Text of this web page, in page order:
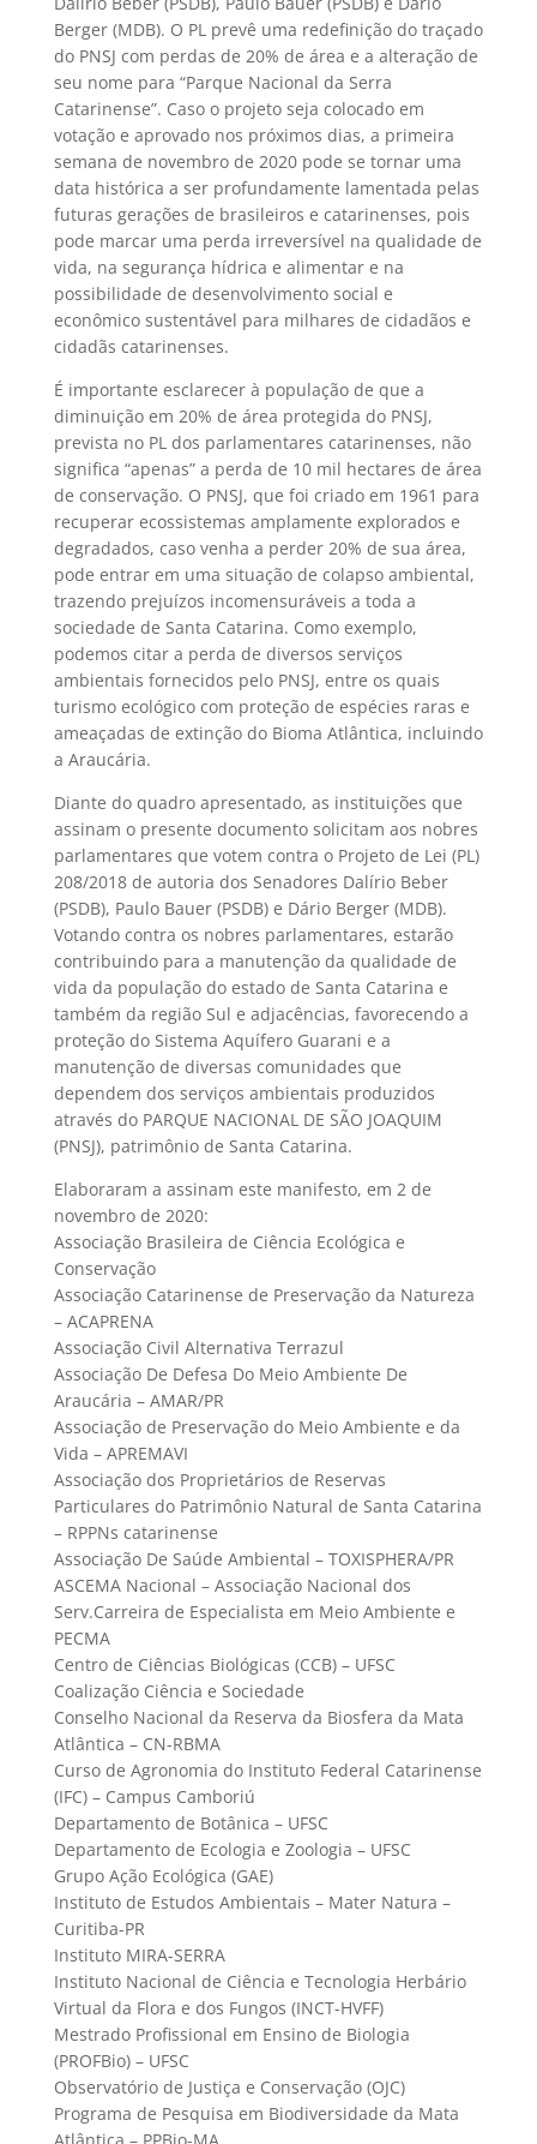
Berger (MDB). O PL prevê uma redefinição do traçado
do PNSJ com perdas de 20% de área e a alteração de
seu nome para “Parque Nacional da Serra
Catarinense”. Caso o projeto seja colocado em
votação e aprovado nos próximos dias, a primeira
semana de novembro de 2020 pode se tornar uma
data histórica a ser profundamente lamentada pelas
futuras gerações de brasileiros e catarinenses, pois
pode marcar uma perda irreversível na qualidade de
vida, na segurança hídrica e alimentar e na
possibilidade de desenvolvimento social e
econômico sustentável para milhares de cidadãos e
cidadãs catarinenses.
É importante esclarecer à população de que a
diminuição em 20% de área protegida do PNSJ,
prevista no PL dos parlamentares catarinenses, não
significa “apenas” a perda de 10 mil hectares de área
de conservação. O PNSJ, que foi criado em 1961 para
recuperar ecossistemas amplamente explorados e
degradados, caso venha a perder 20% de sua área,
pode entrar em uma situação de colapso ambiental,
trazendo prejuízos incomensuráveis a toda a
sociedade de Santa Catarina. Como exemplo,
podemos citar a perda de diversos serviços
ambientais fornecidos pelo PNSJ, entre os quais
turismo ecológico com proteção de espécies raras e
ameaçadas de extinção do Bioma Atlântica, incluindo
a Araucária.
Diante do quadro apresentado, as instituições que
assinam o presente documento solicitam aos nobres
parlamentares que votem contra o Projeto de Lei (PL)
208/2018 de autoria dos Senadores Dalírio Beber
(PSDB), Paulo Bauer (PSDB) e Dário Berger (MDB).
Votando contra os nobres parlamentares, estarão
contribuindo para a manutenção da qualidade de
vida da população do estado de Santa Catarina e
também da região Sul e adjacências, favorecendo a
proteção do Sistema Aquífero Guarani e a
manutenção de diversas comunidades que
dependem dos serviços ambientais produzidos
através do PARQUE NACIONAL DE SÃO JOAQUIM
(PNSJ), patrimônio de Santa Catarina.
Elaboraram a assinam este manifesto, em 2 de
novembro de 2020:
Associação Brasileira de Ciência Ecológica e
Conservação
Associação Catarinense de Preservação da Natureza
– ACAPRENA
Associação Civil Alternativa Terrazul
Associação De Defesa Do Meio Ambiente De
Araucária – AMAR/PR
Associação de Preservação do Meio Ambiente e da
Vida – APREMAVI
Associação dos Proprietários de Reservas
Particulares do Patrimônio Natural de Santa Catarina
– RPPNs catarinense
Associação De Saúde Ambiental – TOXISPHERA/PR
ASCEMA Nacional – Associação Nacional dos
Serv.Carreira de Especialista em Meio Ambiente e
PECMA
Centro de Ciências Biológicas (CCB) – UFSC
Coalização Ciência e Sociedade
Conselho Nacional da Reserva da Biosfera da Mata
Atlântica – CN-RBMA
Curso de Agronomia do Instituto Federal Catarinense
(IFC) – Campus Camboriú
Departamento de Botânica – UFSC
Departamento de Ecologia e Zoologia – UFSC
Grupo Ação Ecológica (GAE)
Instituto de Estudos Ambientais – Mater Natura –
Curitiba-PR
Instituto MIRA-SERRA
Instituto Nacional de Ciência e Tecnologia Herbário
Virtual da Flora e dos Fungos (INCT-HVFF)
Mestrado Profissional em Ensino de Biologia
(PROFBio) – UFSC
Observatório de Justiça e Conservação (OJC)
Programa de Pesquisa em Biodiversidade da Mata